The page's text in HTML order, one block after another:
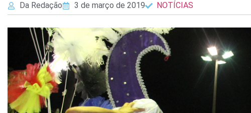
Da Redação 3 de março de 2019 NOTÍCIAS